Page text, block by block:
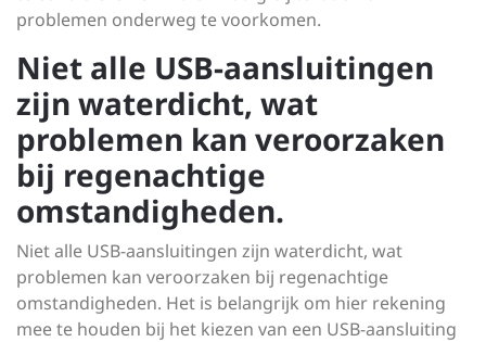
problemen onderweg te voorkomen.
Niet alle USB-aansluitingen
zijn waterdicht, wat
problemen kan veroorzaken
bij regenachtige
omstandigheden.
Niet alle USB-aansluitingen zijn waterdicht, wat
problemen kan veroorzaken bij regenachtige
omstandigheden. Het is belangrijk om hier rekening
mee te houden bij het kiezen van een USB-aansluiting